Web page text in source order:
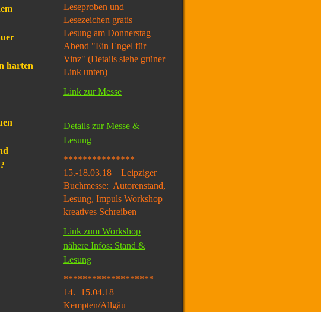
harten
Leseproben und
Lesezeichen gratis
Lesung am Donnerstag
Abend "Ein Engel für
Vinz" (Details siehe grüner
Link unten)
Link zur Messe
Details zur Messe &
Lesung
***************
15.-18.03.18 Leipziger
Buchmesse: Autorenstand,
Lesung, Impuls Workshop
kreatives Schreiben
Link zum Workshop
nähere Infos: Stand &
Lesung
*******************
14.+15.04.18
Kempten/Allgäu